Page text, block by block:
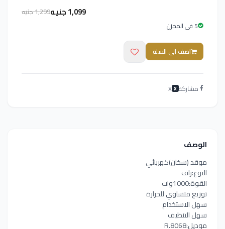
1,099 جنيه
1,299 جنيه
5 فى المخزن
اضف الى السلة
مشاركة X
X
الوصف
موقد (سخان)كهربائي
النوع:راف
القوة:1000وات
توزيع متساوي للحرارة
سهل الاستخدام
سهل التنظيف
موديل:R.8068